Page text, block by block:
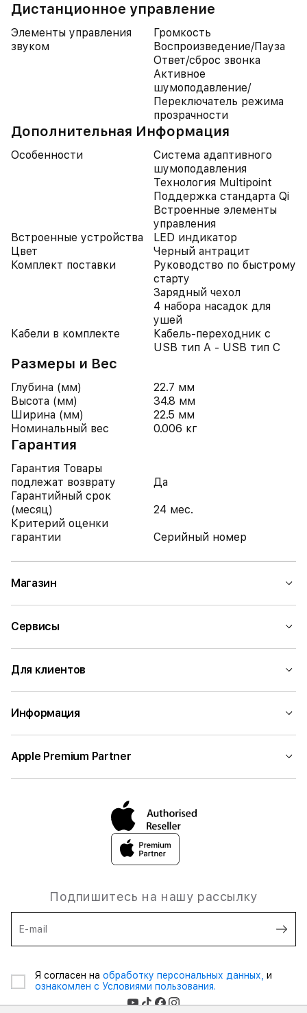
Дистанционное управление
Элементы управления
звуком
Громкость
Воспроизведение/Пауза
Ответ/сброс звонка
Активное
шумоподавление/
Переключатель режима
прозрачности
Дополнительная Информация
Особенности
Система адаптивного
шумоподавления
Технология Multipoint
Поддержка стандарта Qi
Встроенные элементы
управления
Встроенные устройства
LED индикатор
Цвет
Черный антрацит
Комплект поставки
Руководство по быстрому
старту
Зарядный чехол
4 набора насадок для
ушей
Кабели в комплекте
Кабель-переходник с
USB тип A - USB тип C
Размеры и Вес
Глубина (мм)
22.7 мм
Высота (мм)
34.8 мм
Ширина (мм)
22.5 мм
Номинальный вес
0.006 кг
Гарантия
Гарантия Товары
подлежат возврату
Да
Гарантийный срок
(месяц)
24 мес.
Критерий оценки
гарантии
Серийный номер
Магазин
Сервисы
Для клиентов
Информация
Apple Premium Partner
Подпишитесь на нашу рассылку
E-mail
Я согласен на обработку персональных данных, и
ознакомлен с Условиями пользования.